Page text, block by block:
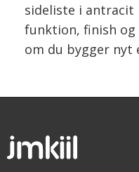
sideliste i antracit
funktion, finish og
om du bygger nyt